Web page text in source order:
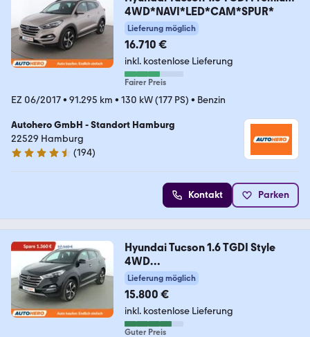
4WD*NAVI*LED*CAM*SPUR*
Lieferung möglich
16.710 €
inkl. kostenlose Lieferung
Fairer Preis
EZ 06/2017• 91.295 km • 130 kW (177 PS) • Benzin
Autohero GmbH - Standort Hamburg
22529 Hamburg
4.6 Sterne
(194)
Kontakt Parken
Hyundai Tucson 1.6 TGDI Style
4WD
Aut*NAVI*TEMPO*CAM*PDC
Lieferung möglich
15.800 €
inkl. kostenlose Lieferung
Guter Preis